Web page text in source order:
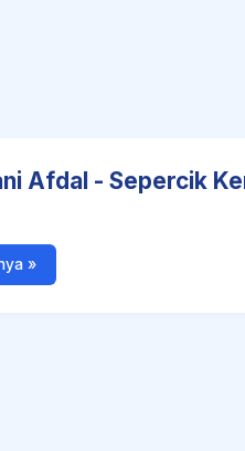
Afdal - Sepercik
»